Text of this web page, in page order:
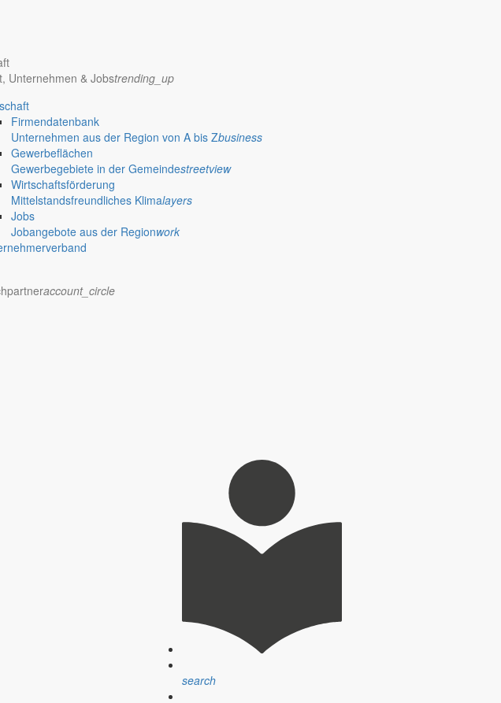
Unternehmen & Jobstrending_up
Firmendatenbank
Unternehmen aus der Region von A bis Zbusiness
Gewerbeflächen
Gewerbegebiete in der Gemeindestreetview
Wirtschaftsförderung
Mittelstandsfreundliches Klimalayers
Jobs
Jobangebote aus der Regionwork
account_circle
search